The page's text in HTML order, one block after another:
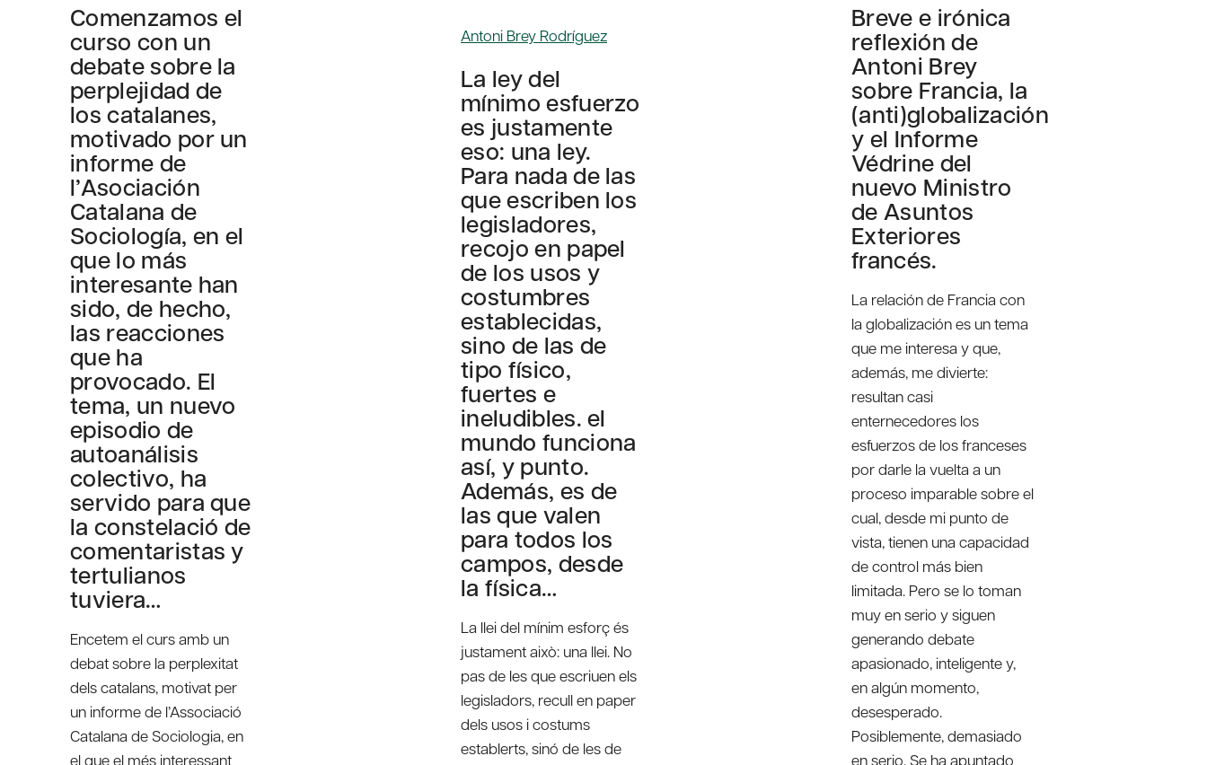
Comenzamos el
curso con un
debate sobre la
perplejidad de
los catalanes,
motivado por un
informe de
l’Asociación
Catalana de
Sociología, en el
que lo más
interesante han
sido, de hecho,
las reacciones
que ha
provocado. El
tema, un nuevo
episodio de
autoanálisis
colectivo, ha
servido para que
la constelació de
comentaristas y
tertulianos
tuviera…
Encetem el curs amb un
debat sobre la perplexitat
dels catalans, motivat per
un informe de l’Associació
Catalana de Sociologia, en
el que el més interessant
Antoni Brey Rodríguez
La ley del
mínimo esfuerzo
es justamente
eso: una ley.
Para nada de las
que escriben los
legisladores,
recojo en papel
de los usos y
costumbres
establecidas,
sino de las de
tipo físico,
fuertes e
ineludibles. el
mundo funciona
así, y punto.
Además, es de
las que valen
para todos los
campos, desde
la física…
La llei del mínim esforç és
justament això: una llei. No
pas de les que escriuen els
legisladors, recull en paper
dels usos i costums
establerts, sinó de les de
Breve e irónica
reflexión de
Antoni Brey
sobre Francia, la
(anti)globalización
y el Informe
Védrine del
nuevo Ministro
de Asuntos
Exteriores
francés.
La relación de Francia con
la globalización es un tema
que me interesa y que,
además, me divierte:
resultan casi
enternecedores los
esfuerzos de los franceses
por darle la vuelta a un
proceso imparable sobre el
cual, desde mi punto de
vista, tienen una capacidad
de control más bien
limitada. Pero se lo toman
muy en serio y siguen
generando debate
apasionado, inteligente y,
en algún momento,
desesperado.
Posiblemente, demasiado
en serio. Se ha apuntado